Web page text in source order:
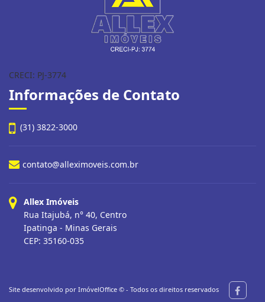
CRECI: PJ-3774
Informações de Contato
(31) 3822-3000
contato@alleximoveis.com.br
Allex Imóveis
Rua Itajubá, n° 40, Centro
Ipatinga - Minas Gerais
CEP: 35160-035
Site desenvolvido por ImóvelOffice © - Todos os direitos reservados